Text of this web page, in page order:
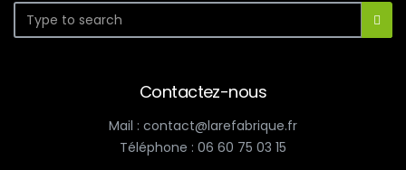
Contactez-nous
Mail : contact@larefabrique.fr
Téléphone : 06 60 75 03 15